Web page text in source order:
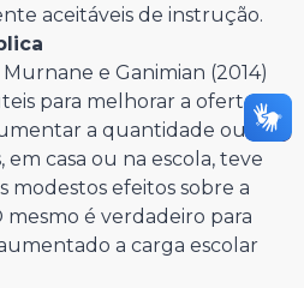
aceitáveis de instrução.
e Ganimian (2014)
para melhorar a oferta
a quantidade ou a
casa ou na escola, teve
modestos efeitos sobre a
é verdadeiro para
a carga escolar